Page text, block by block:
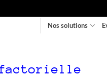
Nos solutions